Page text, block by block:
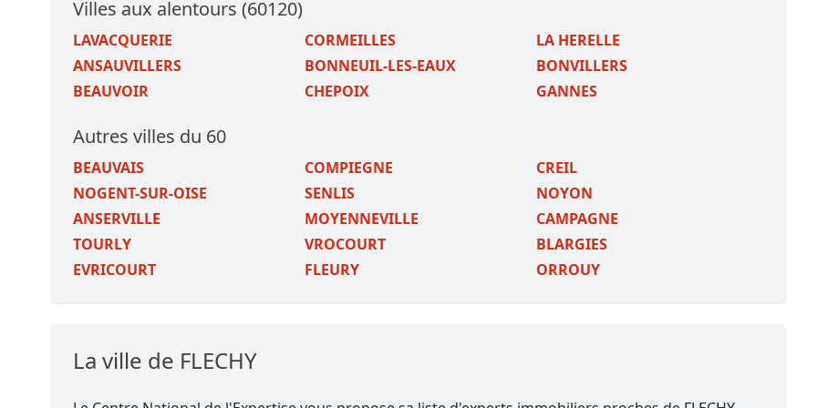
Villes aux alentours (60120)
LAVACQUERIE CORMEILLES
LA HERELLE
ANSAUVILLERS
BONNEUIL-LES-EAUX
BONVILLERS
BEAUVOIR
CHEPOIX GANNES
Autres villes du 60
BEAUVAIS COMPIEGNE
CREIL
NOGENT-SUR-OISE
SENLIS
NOYON
ANSERVILLE
MOYENNEVILLE
CAMPAGNE
TOURLY
VROCOURT
BLARGIES
EVRICOURT
FLEURY ORROUY
La ville de FLECHY